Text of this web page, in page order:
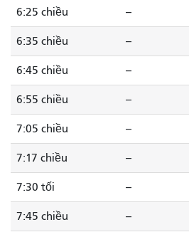
6:25 chiều --
6:35 chiều --
6:45 chiều --
6:55 chiều --
7:05 chiều --
7:17 chiều --
7:30 tối --
7:45 chiều --